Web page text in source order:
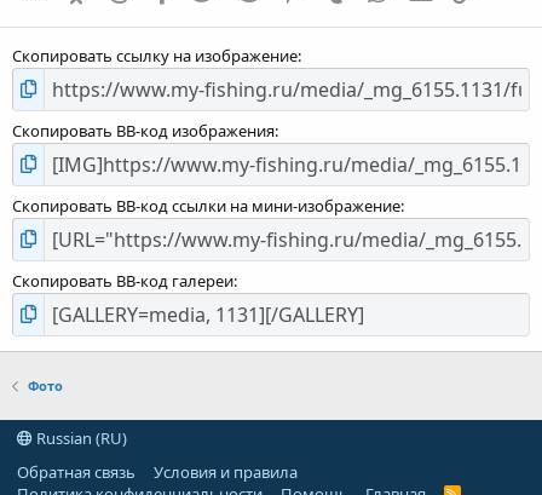
0
Скопировать ссылку на изображение
Скопировать BB-код изображения
Скопировать BB-код ссылки на мини-изображение
Скопировать BB-код галереи
Фото
Russian (RU)
Обратная связь
Условия и правила